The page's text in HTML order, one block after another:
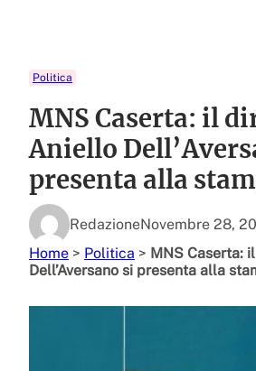
Politica
MNS Caserta: il
Aniello
presenta alla
RedazioneNovembre 28,
Home > Politica > MNS Caserta:
Dell’Aversano si presenta alla